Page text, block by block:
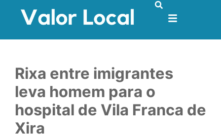
Rixa entre imigrantes
leva homem para o
hospital de Vila Franca de
Xira